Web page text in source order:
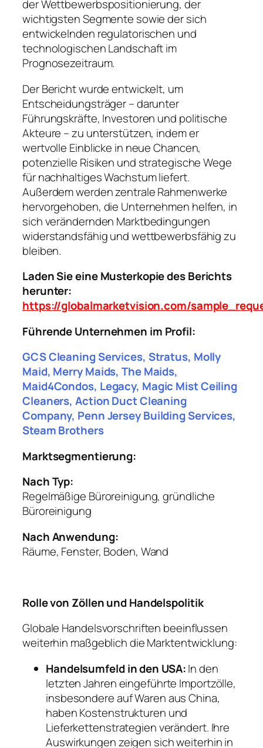
der Wettbewerbspositionierung, der
wichtigsten Segmente sowie der sich
entwickelnden regulatorischen und
technologischen Landschaft im
Prognosezeitraum.
Der Bericht wurde entwickelt, um
Entscheidungsträger – darunter
Führungskräfte, Investoren und politische
Akteure – zu unterstützen, indem er
wertvolle Einblicke in neue Chancen,
potenzielle Risiken und strategische Wege
für nachhaltiges Wachstum liefert.
Außerdem werden zentrale Rahmenwerke
hervorgehoben, die Unternehmen helfen, in
sich verändernden Marktbedingungen
widerstandsfähig und wettbewerbsfähig zu
bleiben.
Laden Sie eine Musterkopie des Berichts
herunter:
https://globalmarketvision.com/
Führende Unternehmen im Profil:
GCS Cleaning Services, Stratus, Molly
Maid, Merry Maids, The Maids,
Maid4Condos, Legacy, Magic Mist Ceiling
Cleaners, Action Duct Cleaning
Company, Penn Jersey Building Services,
Steam Brothers
Marktsegmentierung:
Nach Typ:
Regelmäßige Büroreinigung, gründliche
Büroreinigung
Nach Anwendung:
Räume, Fenster, Boden, Wand
Rolle von Zöllen und Handelspolitik
Globale Handelsvorschriften beeinflussen
weiterhin maßgeblich die Marktentwicklung:
Handelsumfeld in den USA:In den
letzten Jahren eingeführte Importzölle,
insbesondere auf Waren aus China,
haben Kostenstrukturen und
Lieferkettenstrategien verändert. Ihre
Auswirkungen zeigen sich weiterhin in